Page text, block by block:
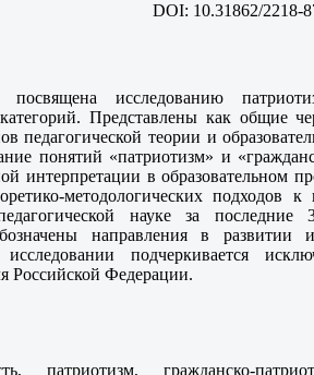
DOI: 10.31862/2218-
посвящена исследованию
категорий. Представлены как общие
педагогической теории и
понятий «патриотизм» и
интерпретации в образовательном
методологических
науке за
направления в развитии
подчеркивается
Российской Федерации.
патриотизм, гражданско-